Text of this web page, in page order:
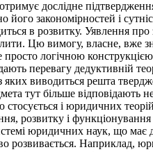
дослідне
його закономірностей і
в розвитку. Уявлення про
Цю вимогу, власне, вже
просто логічною
перевагу дедуктивній
яких виводиться решта
тут більше відповідають
і юридичних
розвитку і
юридичних наук, що має
розвивається. Наприклад,